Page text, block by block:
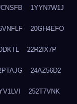
1YYN7W1J
20GH4EFO
22R2IX7P
24AZ56D2
252T7VNK